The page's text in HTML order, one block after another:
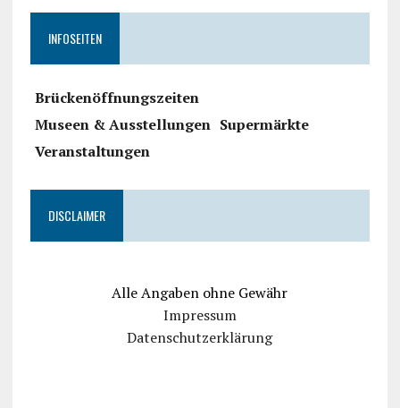
INFOSEITEN
Brückenöffnungszeiten
Museen & Ausstellungen Supermärkte
Veranstaltungen
DISCLAIMER
Alle Angaben ohne Gewähr
Impressum
Datenschutzerklärung